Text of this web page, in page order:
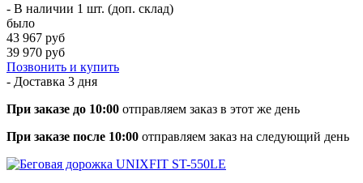
- В наличии 1 шт. (доп. склад)
было
43 967 руб
39 970 руб
Позвонить и купить
- Доставка 3 дня
При заказе до 10:00 отправляем заказ в этот же день
При заказе после 10:00 отправляем заказ на следующий день